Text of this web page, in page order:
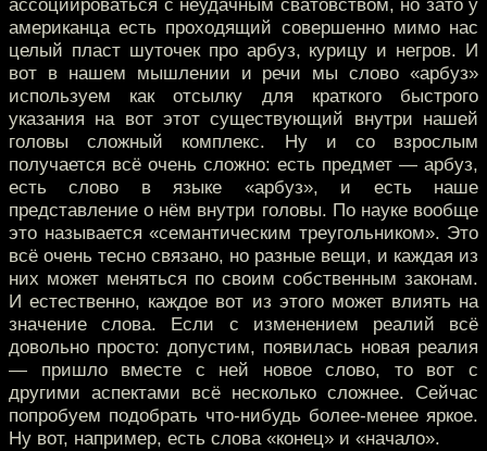
ассоциироваться с неудачным сватовством, но зато у
американца есть проходящий совершенно мимо нас
целый пласт шуточек про арбуз, курицу и негров. И
вот в нашем мышлении и речи мы слово «арбуз»
используем как отсылку для краткого быстрого
указания на вот этот существующий внутри нашей
головы сложный комплекс. Ну и со взрослым
получается всё очень сложно: есть предмет — арбуз,
есть слово в языке «арбуз», и есть наше
представление о нём внутри головы. По науке вообще
это называется «семантическим треугольником». Это
всё очень тесно связано, но разные вещи, и каждая из
них может меняться по своим собственным законам.
И естественно, каждое вот из этого может влиять на
значение слова. Если с изменением реалий всё
довольно просто: допустим, появилась новая реалия
— пришло вместе с ней новое слово, то вот с
другими аспектами всё несколько сложнее. Сейчас
попробуем подобрать что-нибудь более-менее яркое.
Ну вот, например, есть слова «конец» и «начало».